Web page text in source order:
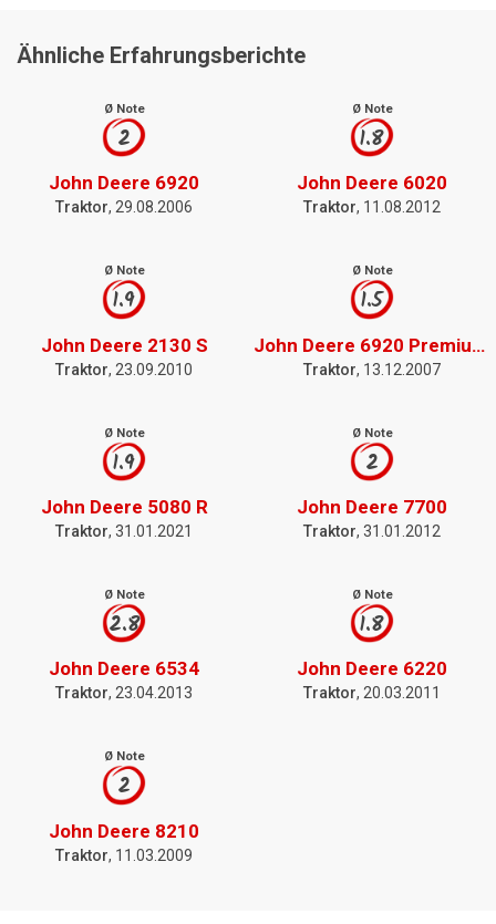
Ähnliche Erfahrungsberichte
Ø Note
2
John Deere 6920
Traktor, 29.08.2006
Ø Note
1.8
John Deere 6020
Traktor, 11.08.2012
Ø Note
1.9
John Deere 2130 S
Traktor, 23.09.2010
Ø Note
1.5
John Deere 6920 Premium Plus
Traktor, 13.12.2007
Ø Note
1.9
John Deere 5080 R
Traktor, 31.01.2021
Ø Note
2
John Deere 7700
Traktor, 31.01.2012
Ø Note
2.8
John Deere 6534
Traktor, 23.04.2013
Ø Note
1.8
John Deere 6220
Traktor, 20.03.2011
Ø Note
2
John Deere 8210
Traktor, 11.03.2009